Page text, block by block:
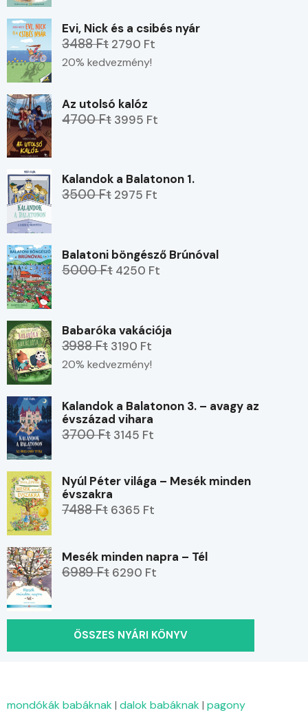
Evi, Nick és a csibés nyár
3488 Ft 2790 Ft
20% kedvezmény!
Az utolsó kalóz
4700 Ft 3995 Ft
Kalandok a Balatonon 1.
3500 Ft 2975 Ft
Balatoni böngésző Brúnóval
5000 Ft 4250 Ft
Babaróka vakációja
3988 Ft 3190 Ft
20% kedvezmény!
Kalandok a Balatonon 3. – avagy az
évszázad vihara
3700 Ft 3145 Ft
Nyúl Péter világa – Mesék minden
évszakra
7488 Ft 6365 Ft
Mesék minden napra – Tél
6989 Ft 6290 Ft
ÖSSZES NYÁRI KÖNYV
mondókák babáknak | dalok babáknak | pagony